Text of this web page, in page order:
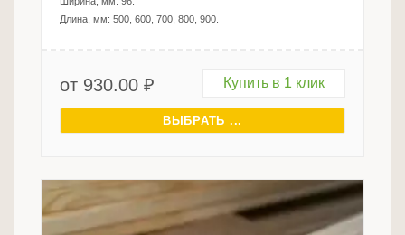
Длина, мм: 500, 600, 700, 800, 900
от 930.00 ₽ Купить в 1 клик
ВЫБРАТЬ ...